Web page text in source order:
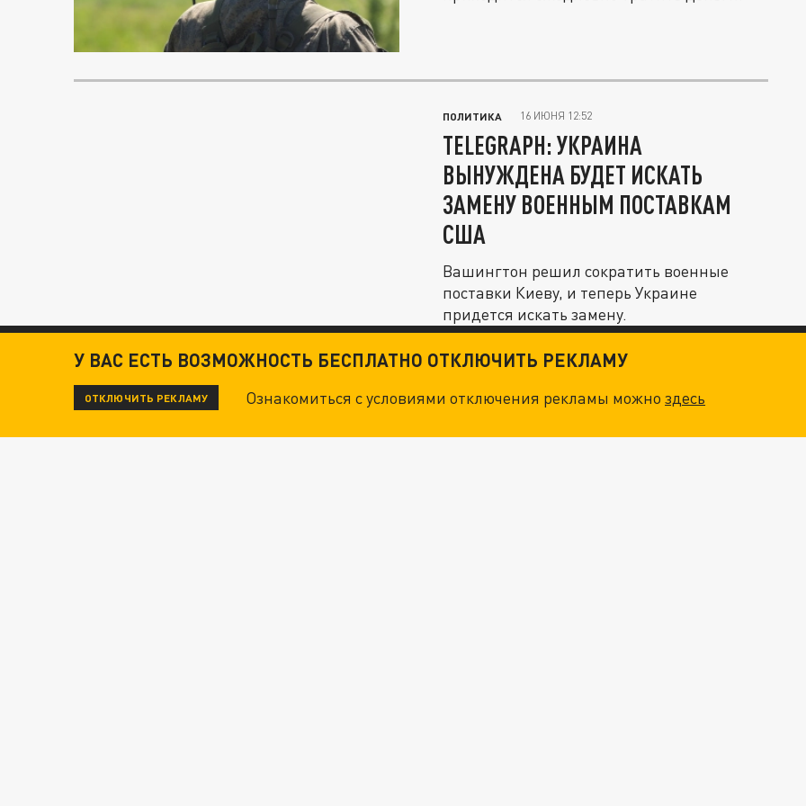
ПОЛИТИКА 16 ИЮНЯ 12:52
TELEGRAPH: УКРАИНА
ВЫНУЖДЕНА БУДЕТ ИСКАТЬ
ЗАМЕНУ ВОЕННЫМ ПОСТАВКАМ
США
Вашингтон решил сократить военные
поставки Киеву, и теперь Украине
придется искать замену.
У ВАС ЕСТЬ ВОЗМОЖНОСТЬ БЕСПЛАТНО ОТКЛЮЧИТЬ РЕКЛАМУ
ОТКЛЮЧИТЬ РЕКЛАМУ Ознакомиться с условиями отключения рекламы можноздесь